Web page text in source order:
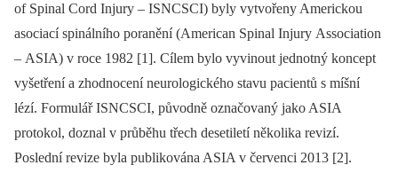
of Spinal Cord Injury –⁠ ISNCSCI) byly vytvořeny Americkou
asociací spinálního poranění (American Spinal Injury Association
–⁠ ASIA) v roce 1982 [1]. Cílem bylo vyvinout jednotný koncept
vyšetření a zhodnocení neurologického stavu pacientů s míšní
lézí. Formulář ISNCSCI, původně označovaný jako ASIA
protokol, doznal v průběhu třech desetiletí několika revizí.
Poslední revize byla publikována ASIA v červenci 2013 [2].